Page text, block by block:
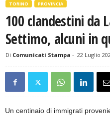
TORINO PROVINCIA
100 clandestini da
Settimo, alcuni in
Di Comunicati Stampa - 22 Luglio
Un centinaio di immigrati